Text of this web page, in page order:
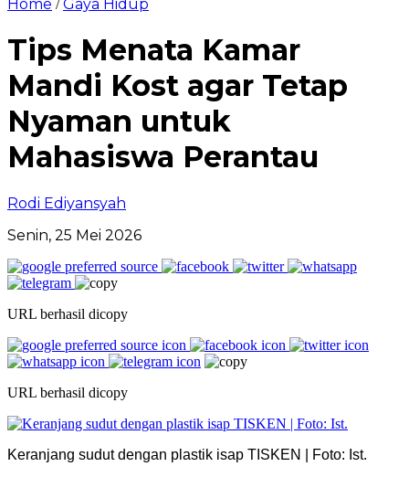
Home /Gaya Hidup
Tips Menata Kamar
Mandi Kost agar Tetap
Nyaman untuk
Mahasiswa Perantau
Rodi Ediyansyah
Senin, 25 Mei 2026
URL berhasil dicopy
URL berhasil dicopy
Keranjang sudut dengan plastik isap TISKEN | Foto: Ist.